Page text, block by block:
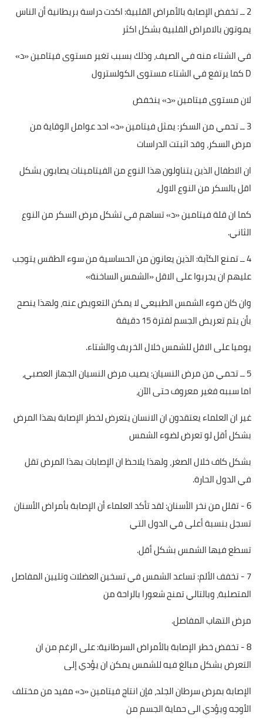
سحور رمضان
مشروب وحلا
قصص مطبخ مصورة
الطهاة العرب
مقالات
مسابقة المجلة
نصائح وفوائد
نصيحة اليوم
2 ــ تخفض الإصابة بالأمراض القلبية: اكدت دراسة بريطانية أن الناس
يموتون بالامراض القلبية بشكل اكثر
في الشتاء منه في الصيف، وذلك بسبب تغير مستوى فيتامين «د»
D كما يرتفع في الشتاء مستوى الكولسترول
لان مستوى فيتامين «د» ينخفض
3 ــ تحمي من السكر: يمثل فيتامين «د» احد عوامل الوقاية من
مرض السكر، وقد اثبتت الدراسات
ان الاطفال الذين يتناولون هذا النوع من الفيتامينات يصابون بشكل
اقل بالسكر من النوع الاول،
كما ان قلة فيتامين «د» تساهم في تشكل مرض السكر من النوع
الثاني.
4 ــ تمنع الكآبة: الذين يعانون من الحساسية من سوء الطقس يتوجب
عليهم ان يجربوا على الاقل «الشمس الساخنة»
وان كان ضوء الشمس الطبيعي لا يمكن التعويض عنه، ولهذا ينصح
بأن يتم تعريض الجسم لفترة 15 دقيقة
يوميا على الاقل للشمس خلال الخريف والشتاء.
5 ــ تحمي من مرض النسيان: يصيب مرض النسيان الجهاز العصبي،
اما سببه فغير معروف حتى الآن،
غير ان العلماء يعتقدون ان الانسان يتعرض لخطر الإصابة بهذا المرض
بشكل أقل لو تعرض لضوء الشمس
بشكل كاف خلال الصغر، ولهذا يلاحظ ان الإصابات بهذا المرض تقل
في الدول الحارة.
6 - تقلل من نخر الأسنان: لقد تأكد العلماء أن الإصابة بأمراض الأسنان
تسجل بنسبة أعلى في الدول التي
تسطع فيها الشمس بشكل أقل.
7 - تخفف الألم: تساعد الشمس في تسخين العضلات وتليين المفاصل
المتصلبة، وبالتالي تمنح شعورا بالراحة من
مرض التهاب المفاصل.
8 - تخفض خطر الإصابة بالأمراض السرطانية: على الرغم من ان
التعرض بشكل مبالغ فيه للشمس يمكن ان يؤدي إلى
الإصابة بمرض سرطان الجلد، فإن انتاج فيتامين «د» مفيد من مختلف
الأوجه ويؤدي الى حماية الجسم من